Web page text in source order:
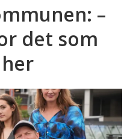
–
det som